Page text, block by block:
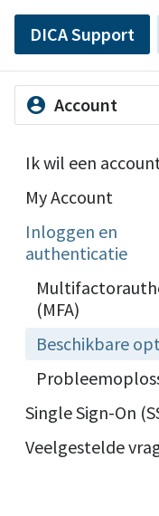
DICA Support
account_circle Account
Ik wil een
My Account
Inloggen en
authenticatie
(MFA)
Beschikbare
Single Sign-On
Veelgestelde